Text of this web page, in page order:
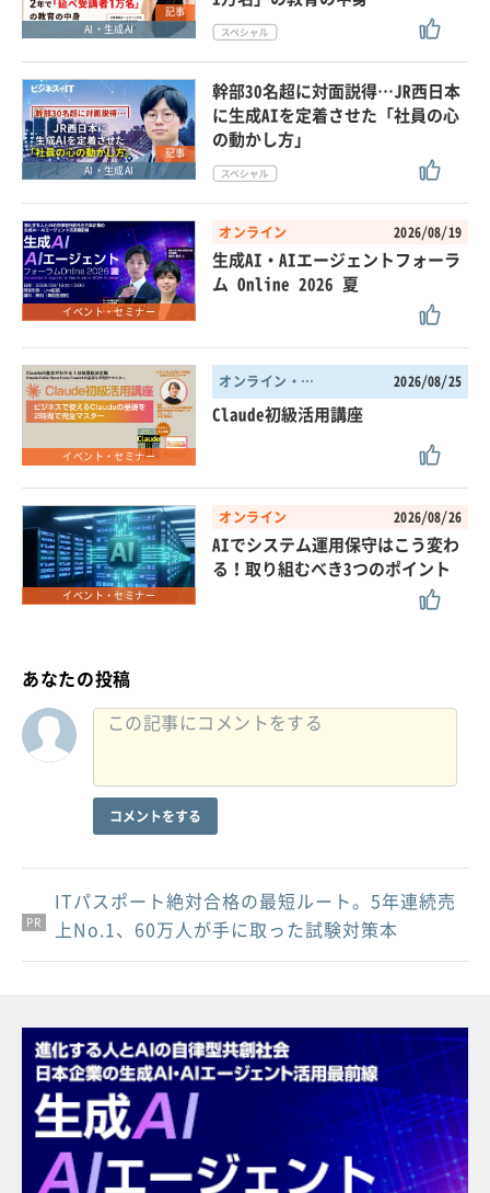
記事
AI・生成AI
記事
AI・生成AI
幹部30名超に対面説得…JR西日本
に生成AIを定着させた「社員の心
の動かし方」
イベント・セミナー
オンライン 2026/08/19
生成AI・AIエージェントフォーラ
ム Online 2026 夏
イベント・セミナー
オンライン・東京都 2026/08/25
Claude初級活用講座
イベント・セミナー
オンライン 2026/08/26
AIでシステム運用保守はこう変わ
る！取り組むべき3つのポイント
あなたの投稿
コメントをする
PR
PR
PR
ITパスポート絶対合格の最短ルート。5年連続売
上No.1、60万人が手に取った試験対策本